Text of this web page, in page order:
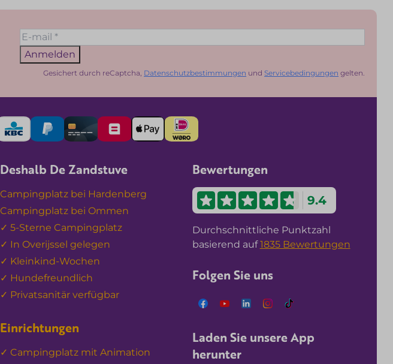
Anmelden
Gesichert durch reCaptcha, Datenschutzbestimmungen undServicebedingungen gelten.
Deshalb De Zandstuve
Campingplatz bei Hardenberg
Campingplatz bei Ommen
✓ 5-Sterne Campingplatz
✓ In Overijssel gelegen
✓ Kleinkind-Wochen
✓ Hundefreundlich
✓ Privatsanitär verfügbar
Einrichtungen
✓ Campingplatz mit Animation
Bewertungen
9.4
Durchschnittliche Punktzahl
basierend auf1835 Bewertungen
Folgen Sie uns
Laden Sie unsere App
herunter